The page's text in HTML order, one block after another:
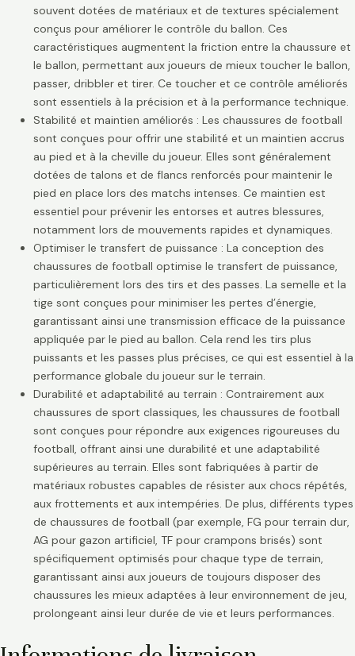
souvent dotées de matériaux et de textures spécialement
conçus pour améliorer le contrôle du ballon. Ces
caractéristiques augmentent la friction entre la chaussure et
le ballon, permettant aux joueurs de mieux toucher le ballon,
passer, dribbler et tirer. Ce toucher et ce contrôle améliorés
sont essentiels à la précision et à la performance technique.
Stabilité et maintien améliorés : Les chaussures de football
sont conçues pour offrir une stabilité et un maintien accrus
au pied et à la cheville du joueur. Elles sont généralement
dotées de talons et de flancs renforcés pour maintenir le
pied en place lors des matchs intenses. Ce maintien est
essentiel pour prévenir les entorses et autres blessures,
notamment lors de mouvements rapides et dynamiques.
Optimiser le transfert de puissance : La conception des
chaussures de football optimise le transfert de puissance,
particulièrement lors des tirs et des passes. La semelle et la
tige sont conçues pour minimiser les pertes d’énergie,
garantissant ainsi une transmission efficace de la puissance
appliquée par le pied au ballon. Cela rend les tirs plus
puissants et les passes plus précises, ce qui est essentiel à la
performance globale du joueur sur le terrain.
Durabilité et adaptabilité au terrain : Contrairement aux
chaussures de sport classiques, les chaussures de football
sont conçues pour répondre aux exigences rigoureuses du
football, offrant ainsi une durabilité et une adaptabilité
supérieures au terrain. Elles sont fabriquées à partir de
matériaux robustes capables de résister aux chocs répétés,
aux frottements et aux intempéries. De plus, différents types
de chaussures de football (par exemple, FG pour terrain dur,
AG pour gazon artificiel, TF pour crampons brisés) sont
spécifiquement optimisés pour chaque type de terrain,
garantissant ainsi aux joueurs de toujours disposer des
chaussures les mieux adaptées à leur environnement de jeu,
prolongeant ainsi leur durée de vie et leurs performances.